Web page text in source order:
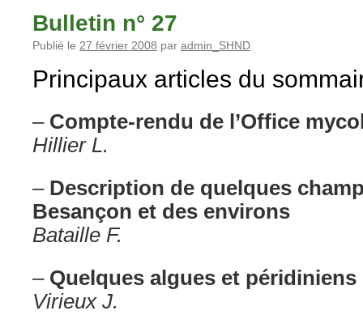
Bulletin n° 27
Publié le 27 février 2008 par admin_SHND
Principaux articles du
– Compte-rendu de l’Office
Hillier L.
– Description de quelques
Besançon et des environs
Bataille F.
– Quelques algues et
Virieux J.